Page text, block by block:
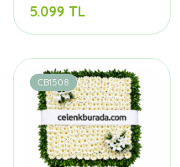
5.099 TL
CB1508